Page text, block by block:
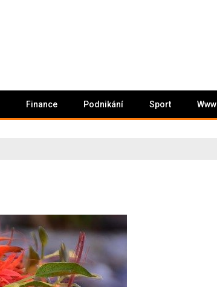
Finance Podnikání Sport Www